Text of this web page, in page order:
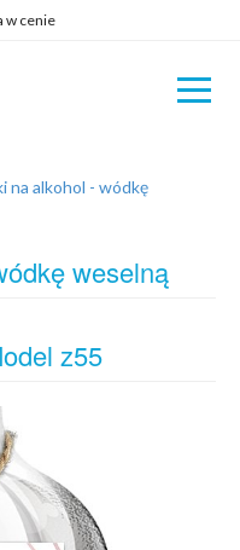
w cenie
na alkohol - wódkę
weselną
z55